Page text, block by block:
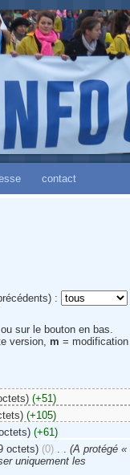
contact
:
sur le bouton en bas.
version, m = modification
(+51)
(+105)
(+61)
octets) (0)‎ . . (A protégé «
uniquement les